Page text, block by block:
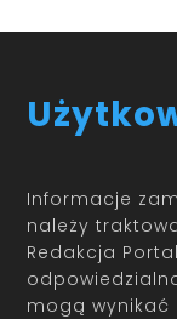
Informacje
należy
Redakcja
mogą wynikać